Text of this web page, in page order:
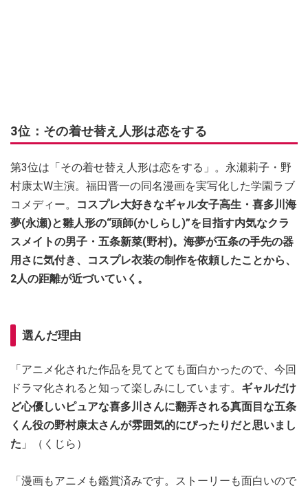
3位：その着せ替え人形は恋をする
第3位は「その着せ替え人形は恋をする」。永瀬莉子・野
村康太W主演。福田晋一の同名漫画を実写化した学園ラブ
コメディー。
コスプレ大好きなギャル女子高生・喜多川海
夢(永瀬)と雛人形の“頭師(かしらし)”を目指す内気なクラ
スメイトの男子・五条新菜(野村)。海夢が五条の手先の器
用さに気付き、コスプレ衣装の制作を依頼したことから、
2人の距離が近づいていく。
選んだ理由
「アニメ化された作品を見てとても面白かったので、今回
ドラマ化されると知って楽しみにしています。 ギャルだけ
ど心優しいピュアな喜多川さんに翻弄される真面目な五条
くん役の野村康太さんが雰囲気的にぴったりだと思いまし
た 」（くじら）
「漫画もアニメも鑑賞済みです。ストーリーも面白いので